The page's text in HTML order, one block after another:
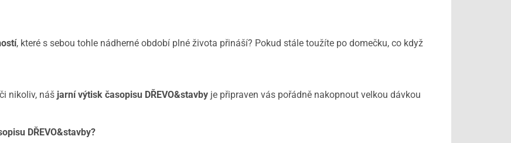
, které s sebou tohle nádherné období plné života přináší? Pokud stále toužíte po domečku, co když
nikoliv, náš jarní výtisk časopisu DŘEVO&stavby je připraven vás pořádně nakopnout velkou dávkou
DŘEVO&stavby?